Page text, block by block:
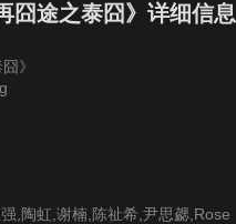
囧途之泰囧》详细信息
》
,陶虹,谢楠,陈祉希,尹思勰,Rose